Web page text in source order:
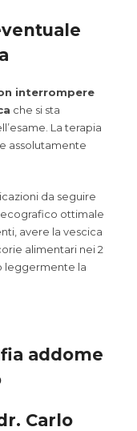
interrompere
che si sta
La terapia
assolutamente
da seguire
ottimale
avere la vescica
alimentari nei 2
leggermente la
addome
Carlo